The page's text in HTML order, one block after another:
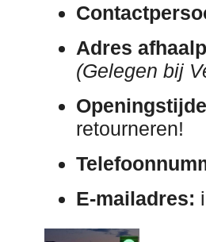
Adres
(Gelegen bij
retourneren!
E-mailadres: